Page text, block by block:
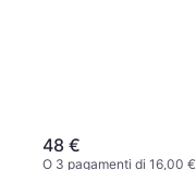
48 €
O 3 pagamenti di 16,00 €